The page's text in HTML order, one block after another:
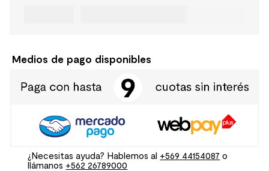
Medios de pago disponibles
¿Necesitas ayuda? Hablemos al +569 44154087 o
llámanos +562 26789000